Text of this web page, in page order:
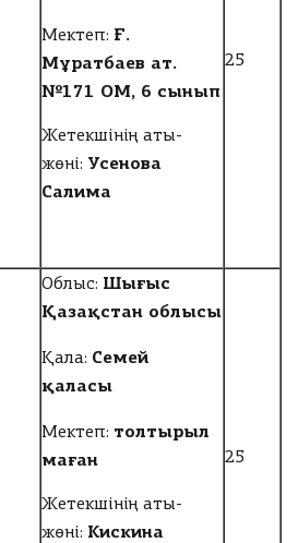
Мектеп: Ғ.
Мұратбаев ат.
№171 ОМ, 6 сынып
Жетекшінің аты-
жөні: Усенова
Салима
25
Облыс: Шығыс
Қазақстан облысы
Қала: Семей
қаласы
Мектеп: толтырыл
маған
Жетекшінің аты-
жөні: Кискина
25